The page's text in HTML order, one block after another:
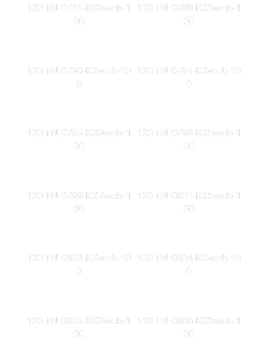
120 TN 0781-KS0web-1
00
120 TN 0789-KS3web-1
00
120 TN 0790-KSweb-10
0
120 TN 0791-KSweb-10
0
120 TN 0795-KS0web-1
00
120 TN 0798-KS5web-1
00
120 TN 0799-KS7web-1
00
120 TN 0801-KS5web-1
00
120 TN 0802-KSweb-10
0
120 TN 0804-KSweb-10
0
120 TN 0805-KS3web-1
00
120 TN 0806-KS3web-1
00